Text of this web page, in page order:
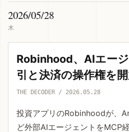
2026/05/28
木
Robinhood、AIエー
引と決済の操作権を
THE DECODER / 2026.05.28
投資アプリのRobinhoodが、
ど外部AIエージェントをMCP